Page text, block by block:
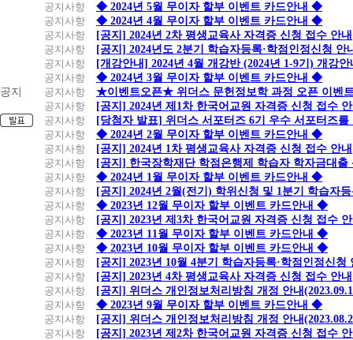
공지사항
◆ 2024년 5월 무이자 할부 이벤트 카드안내 ◆
공지사항
◆ 2024년 4월 무이자 할부 이벤트 카드안내 ◆
공지사항
[공지] 2024년 2차 평생교육사 자격증 신청 접수 안내
공지사항
[공지] 2024년도 2분기 학습자등록·학점인정신청 안
공지사항
[개강안내] 2024년 4월 개강반 (2024년 1-9기) 개강안
공지사항
◆ 2024년 3월 무이자 할부 이벤트 카드안내 ◆
공지
공지사항
★이벤트오픈★ 위더스 문헌정보학 과정 오픈 이벤
공지사항
[공지] 2024년 제1차 한국어교원 자격증 신청 접수
공지사항
[당첨자 발표] 위더스 서포터즈 6기 우수 서포터즈를
공지사항
◆ 2024년 2월 무이자 할부 이벤트 카드안내 ◆
공지사항
[공지] 2024년 1차 평생교육사 자격증 신청 접수 안내
공지사항
[공지] 한국장학재단 학점은행제 학습자 학자금대출
공지사항
◆ 2024년 1월 무이자 할부 이벤트 카드안내 ◆
공지사항
[공지] 2024년 2월(전기) 학위신청 및 1분기 학습자
공지사항
◆ 2023년 12월 무이자 할부 이벤트 카드안내 ◆
공지사항
[공지] 2023년 제3차 한국어교원 자격증 신청 접수
공지사항
◆ 2023년 11월 무이자 할부 이벤트 카드안내 ◆
공지사항
◆ 2023년 10월 무이자 할부 이벤트 카드안내 ◆
공지사항
[공지] 2023년 10월 4분기 학습자등록·학점인정신청
공지사항
[공지] 2023년 4차 평생교육사 자격증 신청 접수 안내
공지사항
[공지] 위더스 개인정보처리방침 개정 안내
공지사항
◆ 2023년 9월 무이자 할부 이벤트 카드안내 ◆
공지사항
[공지] 위더스 개인정보처리방침 개정 안내
공지사항
[공지] 2023년 제2차 한국어교원 자격증 신청 접수